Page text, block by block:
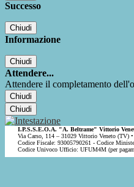
Successo
Chiudi
Informazione
Chiudi
Attendere...
Attendere il completamento
Chiudi
Chiudi
I.P.S.S.E.O.A. "A. Beltrame" Vittorio
Via Carso, 114 – 31029 Vittorio Veneto (TV)
Codice Fiscale: 93005790261 - Codice
Codice Univoco Ufficio: UFUM4M (per